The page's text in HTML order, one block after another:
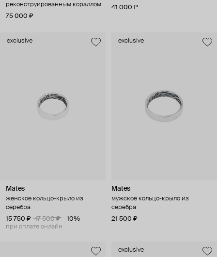
реконструированным кораллом
75 000 ₽
41 000 ₽
exclusive
Mates
женское кольцо-крыло из
серебра
15 750 ₽
17 500 ₽ −10%
при оплате онлайн
exclusive
Mates
мужское кольцо-крыло из
серебра
21 500 ₽
exclusive